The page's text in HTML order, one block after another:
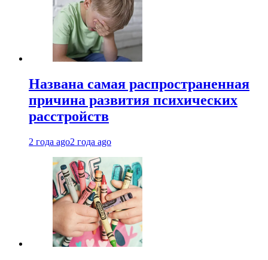
Названа самая распространенная
причина развития психических
расстройств
2 года ago2 года ago